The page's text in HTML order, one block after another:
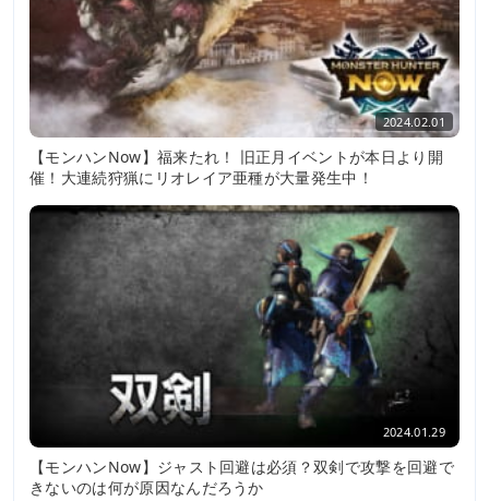
2024.02.01
【モンハンNow】福来たれ！ 旧正月イベントが本日より開
催！大連続狩猟にリオレイア亜種が大量発生中！
2024.01.29
【モンハンNow】ジャスト回避は必須？双剣で攻撃を回避で
きないのは何が原因なんだろうか